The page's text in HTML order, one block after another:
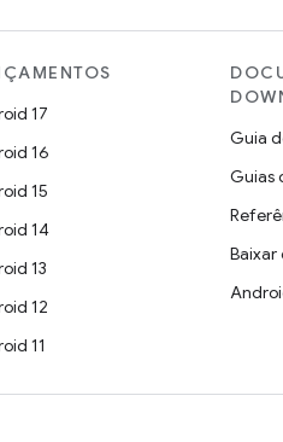
17
16
15
14
13
12
11
Guia
Guias
Baixar